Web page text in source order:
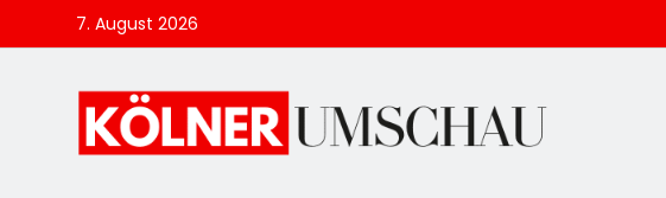
to
7. August 2026